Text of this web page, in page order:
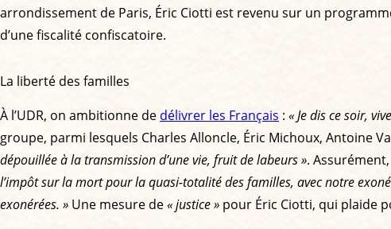
arrondissement de Paris, Éric Ciotti est revenu sur un
d’une fiscalité confiscatoire.
La liberté des familles
À l’UDR, on ambitionne de délivrer les Français : « Je dis ce soir,
groupe, parmi lesquels Charles Alloncle, Éric Michoux, Antoine
dépouillée à la transmission d’une vie, fruit de labeurs ».
l’impôt sur la mort pour la quasi-totalité des familles, avec notre
exonérées. » Une mesure de« justice » pour Éric Ciotti, qui plaide